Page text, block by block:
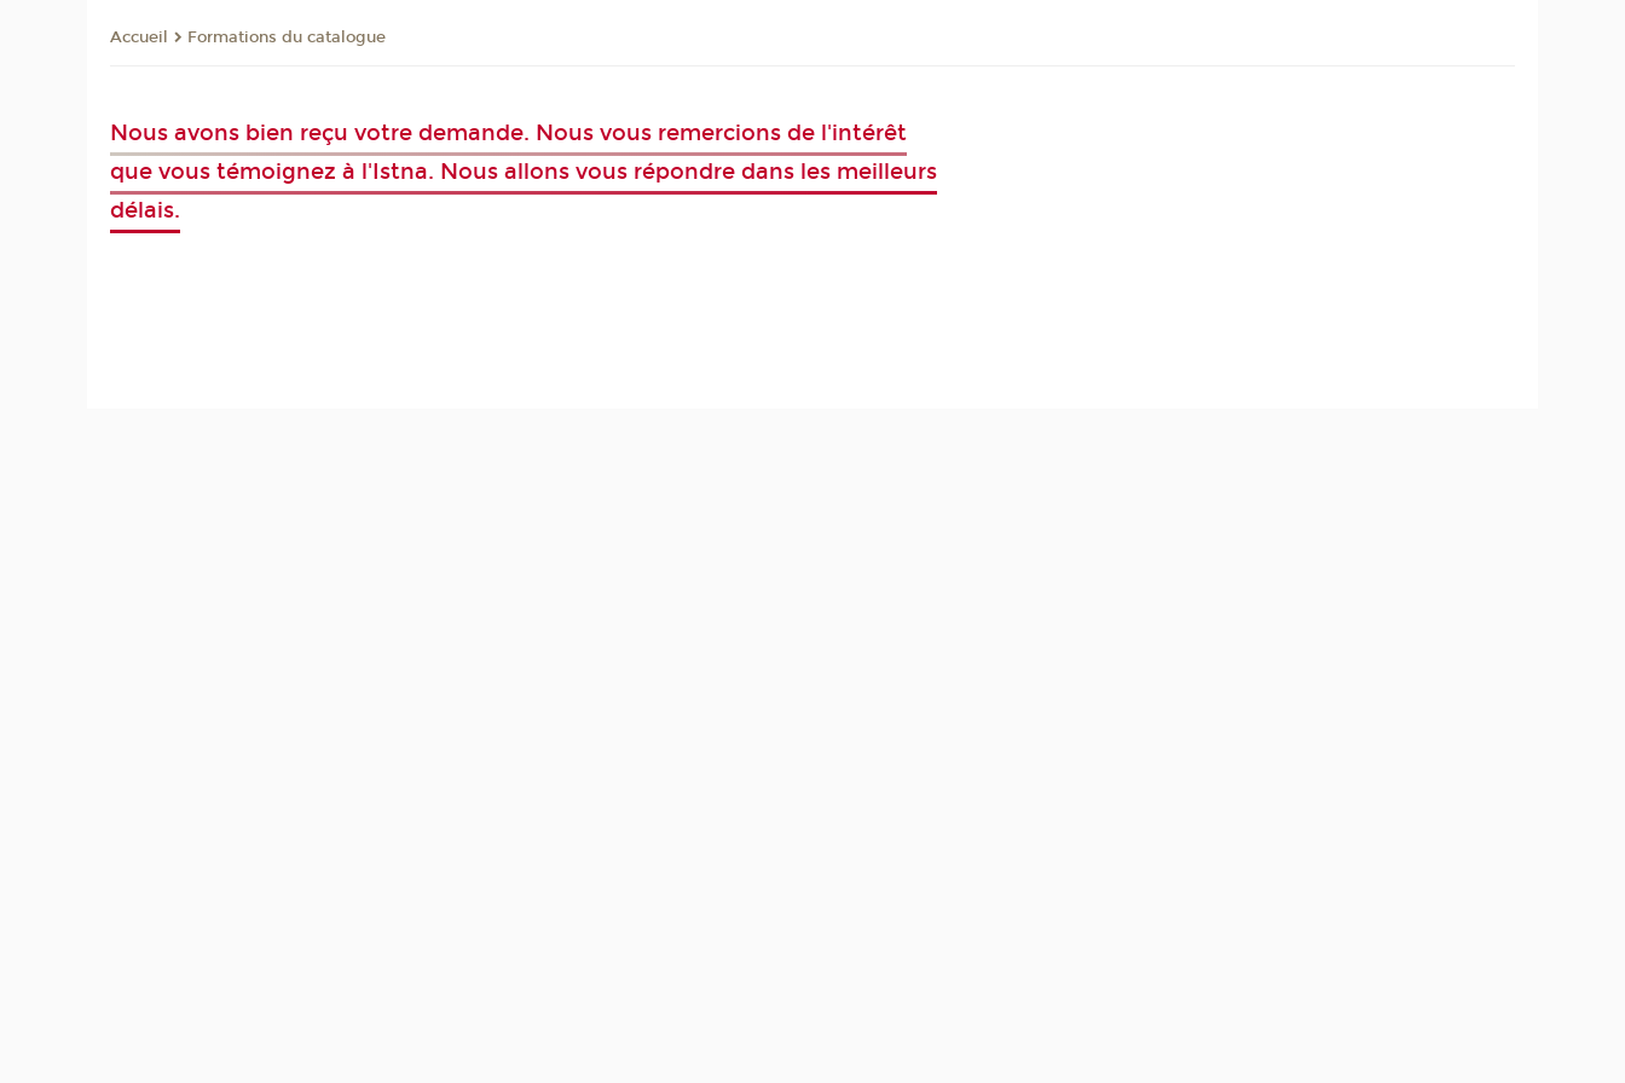
Accueil Formations du catalogue
Nous avons bien reçu votre demande. Nous vous remercions de l'intérêt
que vous témoignez à l'Istna. Nous allons vous répondre dans les meilleurs
délais.